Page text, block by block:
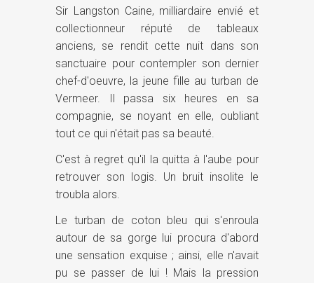
Sir Langston Caine, milliardaire envié et
collectionneur réputé de tableaux
anciens, se rendit cette nuit dans son
sanctuaire pour contempler son dernier
chef-d'oeuvre, la jeune fille au turban de
Vermeer. Il passa six heures en sa
compagnie, se noyant en elle, oubliant
tout ce qui n'était pas sa beauté.
C'est à regret qu'il la quitta à l'aube pour
retrouver son logis. Un bruit insolite le
troubla alors.
Le turban de coton bleu qui s'enroula
autour de sa gorge lui procura d'abord
une sensation exquise ; ainsi, elle n'avait
pu se passer de lui ! Mais la pression